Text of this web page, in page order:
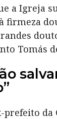
a Igreja
firmeza
Tomás
da